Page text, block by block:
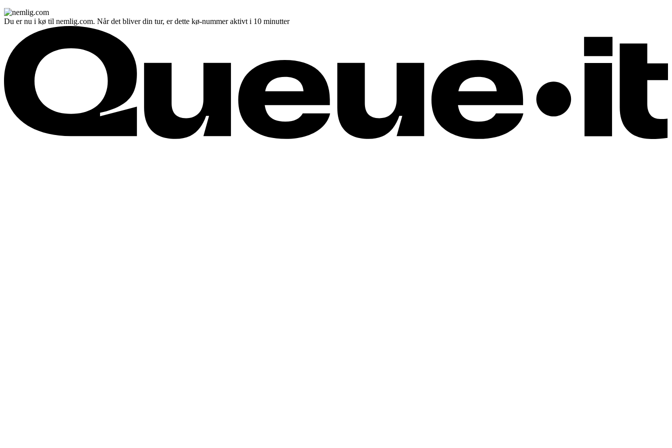
Du er nu i kø til nemlig.com. Når det bliver din tur, er dette kø-nummer aktivt i 10 minutter